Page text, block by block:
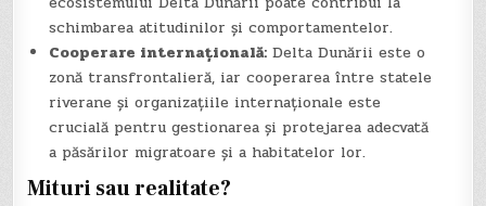
schimbarea atitudinilor și comportamentelor.
Cooperare internațională: Delta Dunării este o
zonă transfrontalieră, iar cooperarea între statele
riverane și organizațiile internaționale este
crucială pentru gestionarea și protejarea adecvată
a păsărilor migratoare și a habitatelor lor.
Mituri sau realitate?